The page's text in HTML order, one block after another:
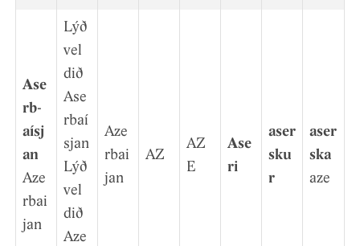
Ase
rb­
aísj
an
Aze
rbai
jan
Lýð
vel
d­ið
Ase
rbaí
sjan
Lýð
vel
d­ið
Aze
Aze
rbai
jan
AZ
AZ
E
Ase
ri
aser
sku
r
aser
ska
aze